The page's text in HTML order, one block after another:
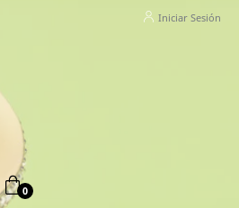
Iniciar Sesión
0